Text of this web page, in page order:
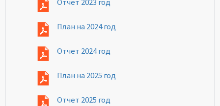
План на 2024 год
Отчет 2024 год
План на 2025 год
Отчет 2025 год